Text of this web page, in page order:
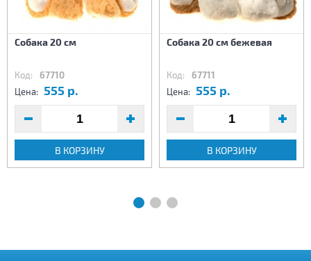
Собака 20 см
Код: 67710
Цена: 555 р.
В КОРЗИНУ
Собака 20 см бежевая
Код: 67711
Цена: 555 р.
В КОРЗИНУ